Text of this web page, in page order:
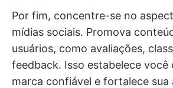
Por fim, concentre-se no
mídias sociais. Promova
usuários, como avaliações,
feedback. Isso estabelece você
marca confiável e fortalece sua